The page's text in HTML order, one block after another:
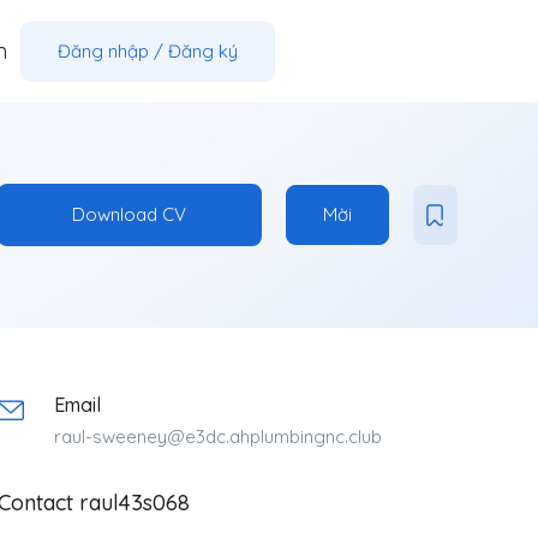
Đăng nhập / Đăng ký
Download CV Mời
Email
raul-sweeney@e3dc.ahplumbingnc.club
raul43s068